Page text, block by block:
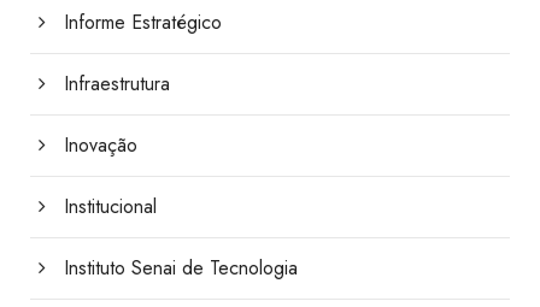
Informe Estratégico
Infraestrutura
Inovação
Institucional
Instituto Senai de Tecnologia